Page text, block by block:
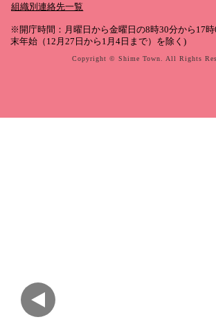
組織別連絡先一覧
※開庁時間：月曜日から金曜日の8時30分から17
末年始（12月27日から1月4日まで）を除く)
Copyright © Shime Town. All Rights